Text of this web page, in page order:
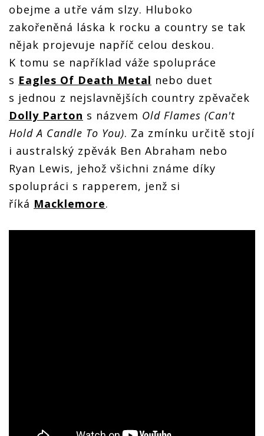
obejme a utře vám slzy. Hluboko
zakořeněná láska k rocku a country se tak
nějak projevuje napříč celou deskou.
K tomu se například váže spolupráce
s Eagles Of Death Metal nebo duet
s jednou z nejslavnějších country zpěvaček
Dolly Parton s názvem Old Flames (Can't
Hold A Candle To You). Za zmínku určitě stojí
i australský zpěvák Ben Abraham nebo
Ryan Lewis, jehož všichni známe díky
spolupráci s rapperem, jenž si
říká Macklemore.